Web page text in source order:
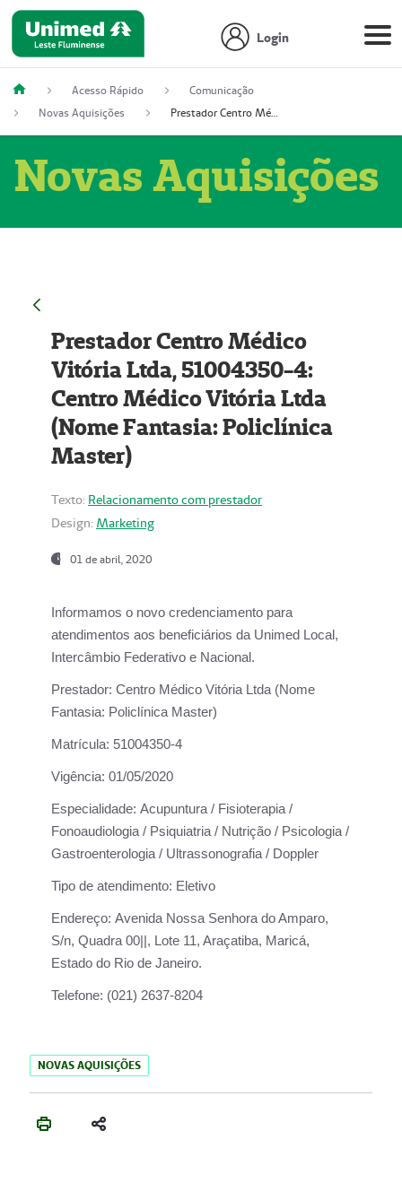
Login
Acesso Rápido
Comunicação
Novas Aquisições
Prestador Centro Médico Vitória Ltda, 51004350-4: Centro Médico Vitória Ltda (Nome Fantasia: Policlínica Master)
Novas Aquisições
Prestador Centro Médico
Vitória Ltda, 51004350-4:
Centro Médico Vitória Ltda
(Nome Fantasia: Policlínica
Master)
Texto: Relacionamento com prestador
Design: Marketing
01 de abril, 2020
Informamos o novo credenciamento para
atendimentos aos beneficiários da Unimed Local,
Intercâmbio Federativo e Nacional.
Prestador: Centro Médico Vitória Ltda (Nome
Fantasia: Policlínica Master)
Matrícula: 51004350-4
Vigência: 01/05/2020
Especialidade: Acupuntura / Fisioterapia /
Fonoaudiologia / Psiquiatria / Nutrição / Psicologia /
Gastroenterologia / Ultrassonografia / Doppler
Tipo de atendimento: Eletivo
Endereço: Avenida Nossa Senhora do Amparo,
S/n, Quadra 00||, Lote 11, Araçatiba, Maricá,
Estado do Rio de Janeiro.
Telefone: (021) 2637-8204
NOVAS AQUISIÇÕES